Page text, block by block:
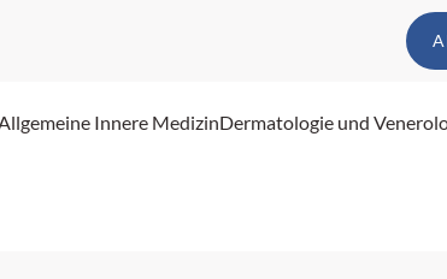
Innere MedizinDermatologie und